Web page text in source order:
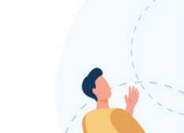
メの
関係
で支